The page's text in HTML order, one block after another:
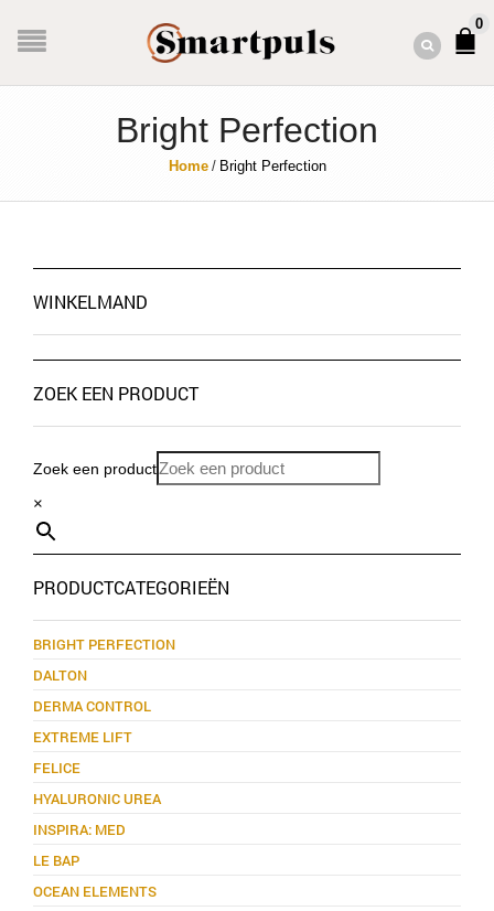
0
Bright Perfection
Home / Bright Perfection
WINKELMAND
ZOEK EEN PRODUCT
Zoek een product
×
PRODUCTCATEGORIEËN
BRIGHT PERFECTION
DALTON
DERMA CONTROL
EXTREME LIFT
FELICE
HYALURONIC UREA
INSPIRA: MED
LE BAP
OCEAN ELEMENTS